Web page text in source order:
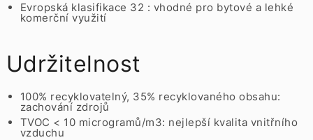
Evropská klasifikace 32 : vhodné pro bytové a lehké
komerční využití
Udržitelnost
100% recyklovatelný, 35% recyklovaného obsahu:
zachování zdrojů
TVOC < 10 microgramů/m3: nejlepší kvalita vnitřního
vzduchu